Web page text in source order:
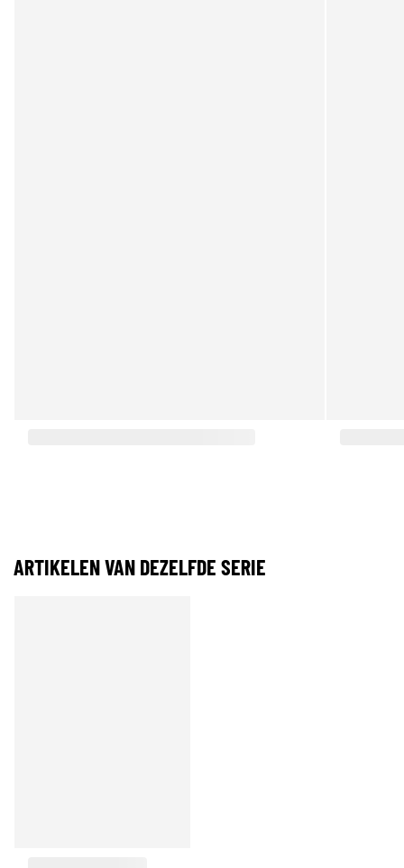
ARTIKELEN VAN DEZELFDE SERIE